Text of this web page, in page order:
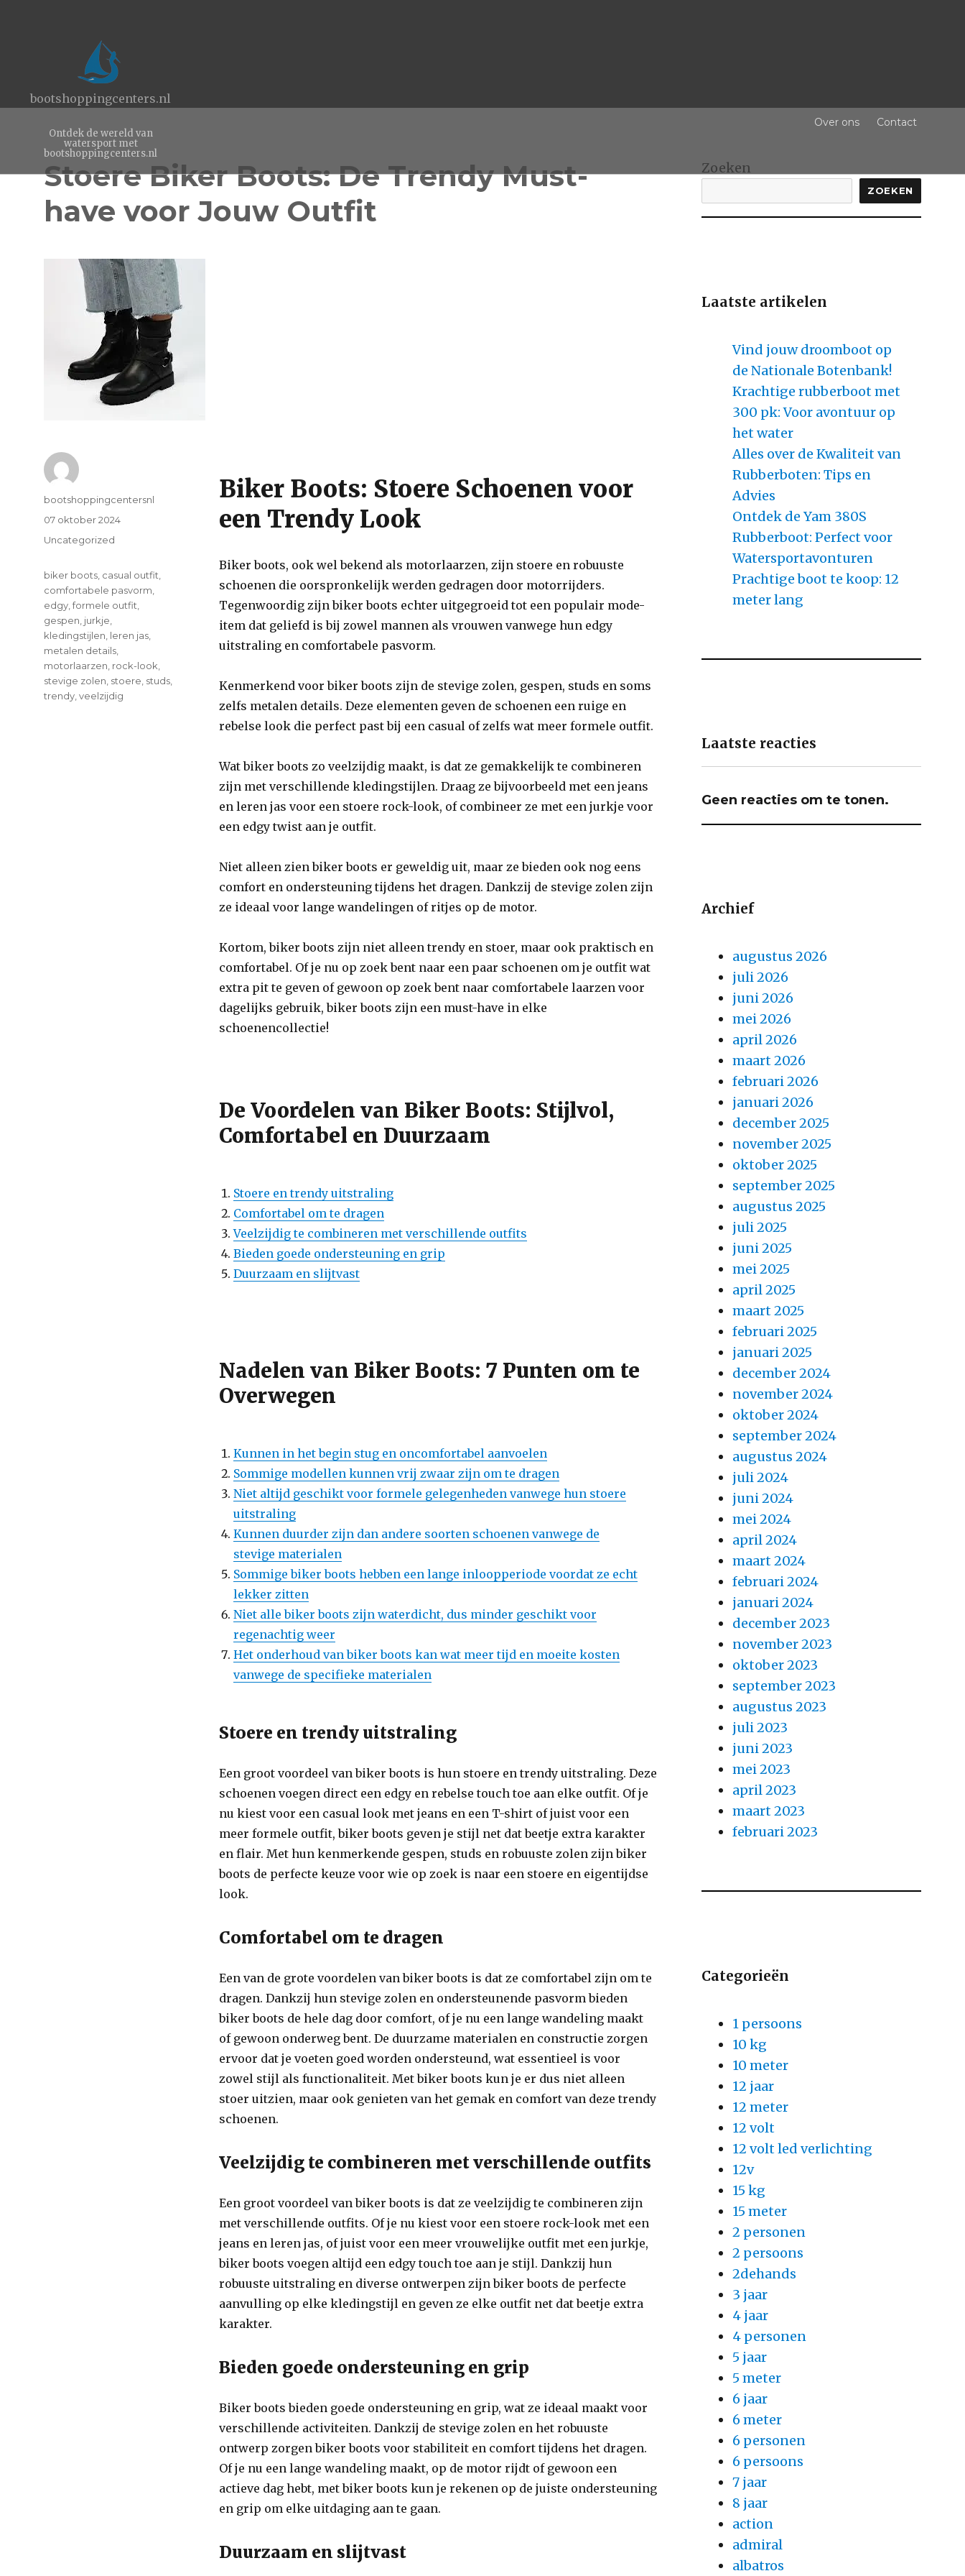
bootshoppingcenters.nl
Ontdek de wereld van
watersport met
bootshoppingcenters.nl
Over ons Contact
Stoere Biker Boots: De Trendy Must-
have voor Jouw Outfit
Biker Boots: Stoere Schoenen voor
een Trendy Look
Biker boots, ook wel bekend als motorlaarzen, zijn stoere en robuuste
schoenen die oorspronkelijk werden gedragen door motorrijders.
Tegenwoordig zijn biker boots echter uitgegroeid tot een populair mode-
item dat geliefd is bij zowel mannen als vrouwen vanwege hun edgy
uitstraling en comfortabele pasvorm.
Kenmerkend voor biker boots zijn de stevige zolen, gespen, studs en soms
zelfs metalen details. Deze elementen geven de schoenen een ruige en
rebelse look die perfect past bij een casual of zelfs wat meer formele outfit.
Wat biker boots zo veelzijdig maakt, is dat ze gemakkelijk te combineren
zijn met verschillende kledingstijlen. Draag ze bijvoorbeeld met een jeans
en leren jas voor een stoere rock-look, of combineer ze met een jurkje voor
een edgy twist aan je outfit.
Niet alleen zien biker boots er geweldig uit, maar ze bieden ook nog eens
comfort en ondersteuning tijdens het dragen. Dankzij de stevige zolen zijn
ze ideaal voor lange wandelingen of ritjes op de motor.
Kortom, biker boots zijn niet alleen trendy en stoer, maar ook praktisch en
comfortabel. Of je nu op zoek bent naar een paar schoenen om je outfit wat
extra pit te geven of gewoon op zoek bent naar comfortabele laarzen voor
dagelijks gebruik, biker boots zijn een must-have in elke
schoenencollectie!
De Voordelen van Biker Boots: Stijlvol,
Comfortabel en Duurzaam
Stoere en trendy uitstraling
Comfortabel om te dragen
Veelzijdig te combineren met verschillende outfits
Bieden goede ondersteuning en grip
Duurzaam en slijtvast
Nadelen van Biker Boots: 7 Punten om te
Overwegen
Kunnen in het begin stug en oncomfortabel aanvoelen
Sommige modellen kunnen vrij zwaar zijn om te dragen
Niet altijd geschikt voor formele gelegenheden vanwege hun stoere
uitstraling
Kunnen duurder zijn dan andere soorten schoenen vanwege de
stevige materialen
Sommige biker boots hebben een lange inloopperiode voordat ze echt
lekker zitten
Niet alle biker boots zijn waterdicht, dus minder geschikt voor
regenachtig weer
Het onderhoud van biker boots kan wat meer tijd en moeite kosten
vanwege de specifieke materialen
Stoere en trendy uitstraling
Een groot voordeel van biker boots is hun stoere en trendy uitstraling. Deze
schoenen voegen direct een edgy en rebelse touch toe aan elke outfit. Of je
nu kiest voor een casual look met jeans en een T-shirt of juist voor een
meer formele outfit, biker boots geven je stijl net dat beetje extra karakter
en flair. Met hun kenmerkende gespen, studs en robuuste zolen zijn biker
boots de perfecte keuze voor wie op zoek is naar een stoere en eigentijdse
look.
Comfortabel om te dragen
Een van de grote voordelen van biker boots is dat ze comfortabel zijn om te
dragen. Dankzij hun stevige zolen en ondersteunende pasvorm bieden
biker boots de hele dag door comfort, of je nu een lange wandeling maakt
of gewoon onderweg bent. De duurzame materialen en constructie zorgen
ervoor dat je voeten goed worden ondersteund, wat essentieel is voor
zowel stijl als functionaliteit. Met biker boots kun je er dus niet alleen
stoer uitzien, maar ook genieten van het gemak en comfort van deze trendy
schoenen.
Veelzijdig te combineren met verschillende outfits
Een groot voordeel van biker boots is dat ze veelzijdig te combineren zijn
met verschillende outfits. Of je nu kiest voor een stoere rock-look met een
jeans en leren jas, of juist voor een meer vrouwelijke outfit met een jurkje,
biker boots voegen altijd een edgy touch toe aan je stijl. Dankzij hun
robuuste uitstraling en diverse ontwerpen zijn biker boots de perfecte
aanvulling op elke kledingstijl en geven ze elke outfit net dat beetje extra
karakter.
Bieden goede ondersteuning en grip
Biker boots bieden goede ondersteuning en grip, wat ze ideaal maakt voor
verschillende activiteiten. Dankzij de stevige zolen en het robuuste
ontwerp zorgen biker boots voor stabiliteit en comfort tijdens het dragen.
Of je nu een lange wandeling maakt, op de motor rijdt of gewoon een
actieve dag hebt, met biker boots kun je rekenen op de juiste ondersteuning
en grip om elke uitdaging aan te gaan.
Duurzaam en slijtvast
Author
bootshoppingcentersnl
Posted
07 oktober 2024
Categories
Uncategorized
Tags
biker boots casual outfit
comfortabele pasvorm
edgy ,formele outfit
gespen jurkje
kledingstijlen leren jas
metalen details
motorlaarzen rock-look
stevige zolen stoere studs
trendy ,veelzijdig
Zoeken
ZOEKEN
Laatste artikelen
Vind jouw droomboot op
de Nationale Botenbank!
Krachtige rubberboot met
300 pk: Voor avontuur op
het water
Alles over de Kwaliteit van
Rubberboten: Tips en
Advies
Ontdek de Yam 380S
Rubberboot: Perfect voor
Watersportavonturen
Prachtige boot te koop: 12
meter lang
Laatste reacties
Geen reacties om te tonen.
Archief
augustus 2026
juli 2026
juni 2026
mei 2026
april 2026
maart 2026
februari 2026
januari 2026
december 2025
november 2025
oktober 2025
september 2025
augustus 2025
juli 2025
juni 2025
mei 2025
april 2025
maart 2025
februari 2025
januari 2025
december 2024
november 2024
oktober 2024
september 2024
augustus 2024
juli 2024
juni 2024
mei 2024
april 2024
maart 2024
februari 2024
januari 2024
december 2023
november 2023
oktober 2023
september 2023
augustus 2023
juli 2023
juni 2023
mei 2023
april 2023
maart 2023
februari 2023
Categorieën
1 persoons
10 kg
10 meter
12 jaar
12 meter
12 volt
12 volt led verlichting
12v
15 kg
15 meter
2 personen
2 persoons
2dehands
3 jaar
4 jaar
4 personen
5 jaar
5 meter
6 jaar
6 meter
6 personen
6 persoons
7 jaar
8 jaar
action
admiral
albatros